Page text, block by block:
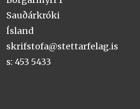
Sauðárkróki
Ísland
skrifstofa@stettarfelag.is
s: 453 5433